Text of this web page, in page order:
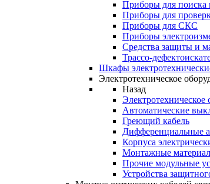
Приборы для поиска
Приборы для
Приборы для СКС
Приборы
Средства защиты и
Трассо-
Шкафы
Электротехническое
Назад
Электротехническое
Автоматические
Греющий кабель
Дифференциальные
Корпуса
Монтажные
Прочие модульные
Устройства